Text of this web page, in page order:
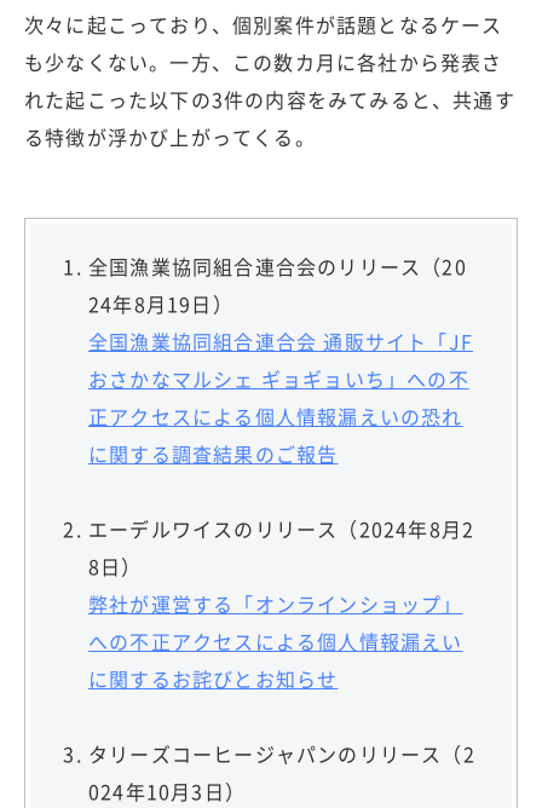
次々に起こっており、個別案件が話題となるケース
も少なくない。一方、この数カ月に各社から発表さ
れた起こった以下の3件の内容をみてみると、共通す
る特徴が浮かび上がってくる。
全国漁業協同組合連合会のリリース（20
24年8月19日）
全国漁業協同組合連合会 通販サイト「JF
おさかなマルシェ ギョギョいち」への不
正アクセスによる個人情報漏えいの恐れ
に関する調査結果のご報告
エーデルワイスのリリース（2024年8月2
8日）
弊社が運営する「オンラインショップ」
への不正アクセスによる個人情報漏えい
に関するお詫びとお知らせ
タリーズコーヒージャパンのリリース（2
024年10月3日）